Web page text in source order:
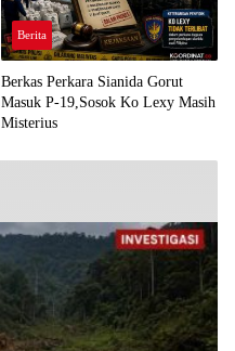
Berita
Berkas Perkara Sianida Gorut
Masuk P-19,Sosok Ko Lexy Masih
Misterius